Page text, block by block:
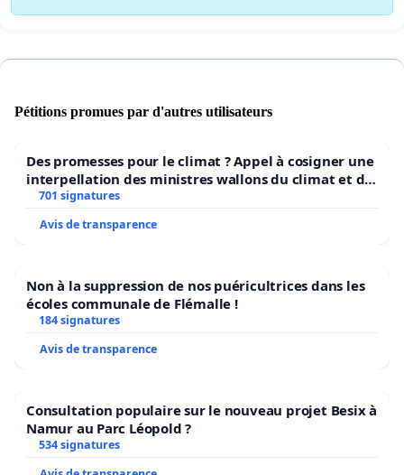
L'Arche Slow Food du Goût est une métaphore de l’arche de
s’agit d’un inventaire de produits alimentaires d'une qualité
quantité limitée et liés écologiquement,
Les projets de Sentinelles vont plus loin puisqu’il s’agit, pour
protéger des aliments de qualité qui courent un risque réel
ou potentiel d'extinction, et d’accompagner et d’aider la
consommateurs locaux, à trouver de nouveaux marchés,
locaux et internationaux. Il existe aujourd’hui en Belgique 2
NEDERLANDS
Brussels Convivium van Slow Food
hevig tegen deze nieuwe daad van agressie vanwege
Pétitions promues par d'autres utilisateurs
Des promesses pour le climat ? Appel à cosigner une
interpellation des ministres wallons du climat et de
l’environnement.
701 signatures
Avis de transparence
Non à la suppression de nos puéricultrices dans les
écoles communale de Flémalle !
184 signatures
Avis de transparence
Consultation populaire sur le nouveau projet Besix à
Namur au Parc Léopold ?
534 signatures